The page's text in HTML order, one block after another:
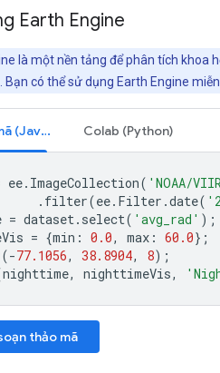
Earth Engine
là một nền tảng để phân tích khoa
có thể sử dụng Earth Engine
Trình chỉnh sửa mã (JavaScript) Colab (Python)
ee. ImageCollection( 'NOAA/
. filter(ee. Filter .date(
= dataset. select( 'avg_rad' );
= {min : 0.0, max : 60.0};
(-77.1056, 38.8904, 8);
nighttime, nighttimeVis,
thảo mã